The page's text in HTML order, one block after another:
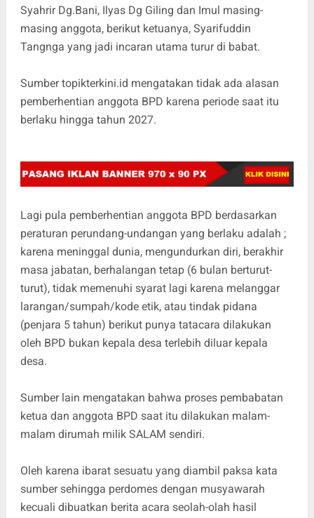
Syahrir Dg.Bani, Ilyas Dg Giling dan Imul masing-
masing anggota, berikut ketuanya, Syarifuddin
Tangnga yang jadi incaran utama turur di babat.
Sumber topikterkini.id mengatakan tidak ada alasan
pemberhentian anggota BPD karena periode saat itu
berlaku hingga tahun 2027.
Lagi pula pemberhentian anggota BPD berdasarkan
peraturan perundang-undangan yang berlaku adalah ;
karena meninggal dunia, mengundurkan diri, berakhir
masa jabatan, berhalangan tetap (6 bulan berturut-
turut), tidak memenuhi syarat lagi karena melanggar
larangan/sumpah/kode etik, atau tindak pidana
(penjara 5 tahun) berikut punya tatacara dilakukan
oleh BPD bukan kepala desa terlebih diluar kepala
desa.
Sumber lain mengatakan bahwa proses pembabatan
ketua dan anggota BPD saat itu dilakukan malam-
malam dirumah milik SALAM sendiri.
Oleh karena ibarat sesuatu yang diambil paksa kata
sumber sehingga perdomes dengan musyawarah
kecuali dibuatkan berita acara seolah-olah hasil